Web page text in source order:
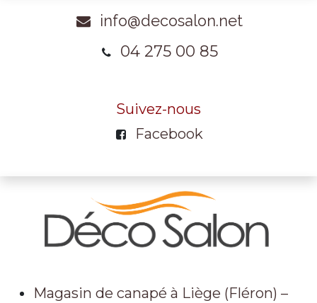
info@decosalon.net
04 275 00 85
Suivez-nous
Facebook
Magasin de canapé à Liège (Fléron) –